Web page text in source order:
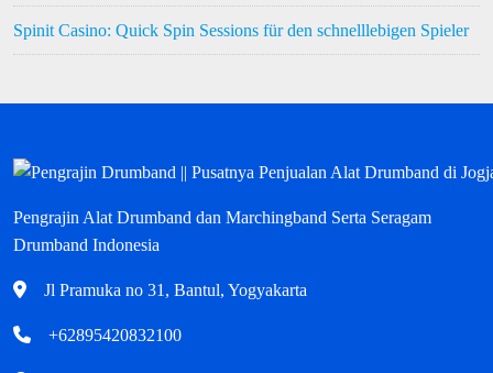
Spinit Casino: Quick Spin Sessions für den schnelllebigen Spieler
Pengrajin Alat Drumband dan Marchingband Serta Seragam
Drumband Indonesia
Jl Pramuka no 31, Bantul, Yogyakarta
+62895420832100